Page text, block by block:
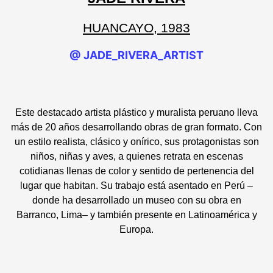
HUANCAYO, 1983
@ JADE_RIVERA_ARTIST
Este destacado artista plástico y muralista peruano lleva
más de 20 años desarrollando obras de gran formato. Con
un estilo realista, clásico y onírico, sus protagonistas son
niños, niñas y aves, a quienes retrata en escenas
cotidianas llenas de color y sentido de pertenencia del
lugar que habitan. Su trabajo está asentado en Perú –
donde ha desarrollado un museo con su obra en
Barranco, Lima– y también presente en Latinoamérica y
Europa.